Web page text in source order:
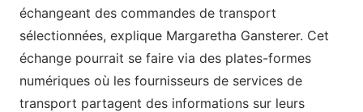
échangeant des commandes de transport
sélectionnées, explique Margaretha Gansterer. Cet
échange pourrait se faire via des plates-formes
numériques où les fournisseurs de services de
transport partagent des informations sur leurs